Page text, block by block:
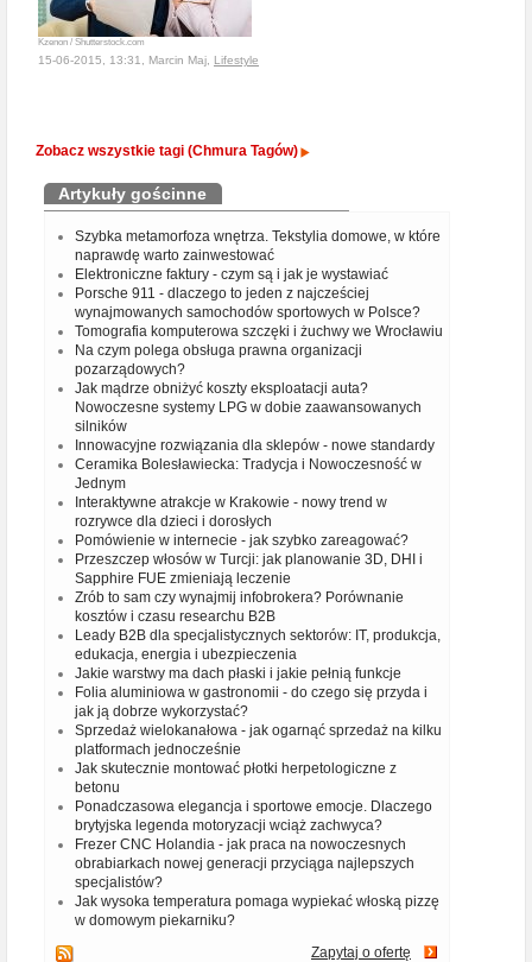
Kzenon / Shutterstock.com
15-06-2015, 13:31, Marcin Maj, Lifestyle
Zobacz wszystkie tagi (Chmura Tagów)
Artykuły gościnne
Szybka metamorfoza wnętrza. Tekstylia domowe, w które
naprawdę warto zainwestować
Elektroniczne faktury - czym są i jak je wystawiać
Porsche 911 - dlaczego to jeden z najcześciej
wynajmowanych samochodów sportowych w Polsce?
Tomografia komputerowa szczęki i żuchwy we Wrocławiu
Na czym polega obsługa prawna organizacji
pozarządowych?
Jak mądrze obniżyć koszty eksploatacji auta?
Nowoczesne systemy LPG w dobie zaawansowanych
silników
Innowacyjne rozwiązania dla sklepów - nowe standardy
Ceramika Bolesławiecka: Tradycja i Nowoczesność w
Jednym
Interaktywne atrakcje w Krakowie - nowy trend w
rozrywce dla dzieci i dorosłych
Pomówienie w internecie - jak szybko zareagować?
Przeszczep włosów w Turcji: jak planowanie 3D, DHI i
Sapphire FUE zmieniają leczenie
Zrób to sam czy wynajmij infobrokera? Porównanie
kosztów i czasu researchu B2B
Leady B2B dla specjalistycznych sektorów: IT, produkcja,
edukacja, energia i ubezpieczenia
Jakie warstwy ma dach płaski i jakie pełnią funkcje
Folia aluminiowa w gastronomii - do czego się przyda i
jak ją dobrze wykorzystać?
Sprzedaż wielokanałowa - jak ogarnąć sprzedaż na kilku
platformach jednocześnie
Jak skutecznie montować płotki herpetologiczne z
betonu
Ponadczasowa elegancja i sportowe emocje. Dlaczego
brytyjska legenda motoryzacji wciąż zachwyca?
Frezer CNC Holandia - jak praca na nowoczesnych
obrabiarkach nowej generacji przyciąga najlepszych
specjalistów?
Jak wysoka temperatura pomaga wypiekać włoską pizzę
w domowym piekarniku?
Zapytaj o ofertę